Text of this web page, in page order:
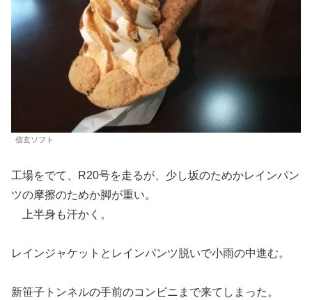
信玄ソフト
工場をでて、R20号を走るが、少し坂のためかレインパン
ツの摩擦のためか脚が重い。
上半身も汗かく。
レインジャケットとレインパンツ脱いで小雨の中進む。
新笹子トンネルの手前のコンビニまで来てしまった。